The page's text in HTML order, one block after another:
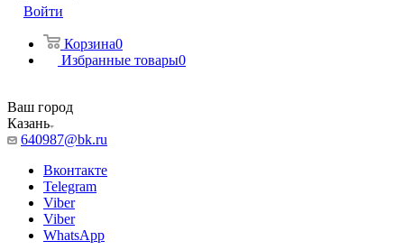
Войти
Корзина0
Избранные товары0
Ваш город
Казань
640987@bk.ru
Вконтакте
Telegram
Viber
Viber
WhatsApp